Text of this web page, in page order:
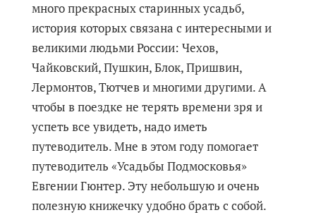
много прекрасных старинных усадьб,
история которых связана с интересными и
великими людьми России: Чехов,
Чайковский, Пушкин, Блок, Пришвин,
Лермонтов, Тютчев и многими другими. А
чтобы в поездке не терять времени зря и
успеть все увидеть, надо иметь
путеводитель. Мне в этом году помогает
путеводитель «Усадьбы Подмосковья»
Евгении Гюнтер. Эту небольшую и очень
полезную книжечку удобно брать с собой.